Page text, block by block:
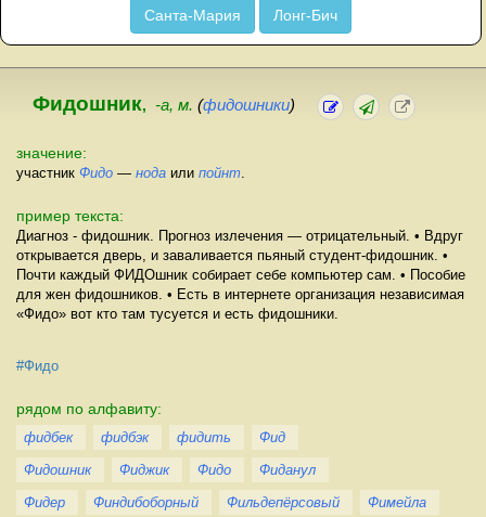
Санта-Мария Лонг-Бич
Фидошник, -а, м. (фидошники)
значение:
участник Фидо — нода или пойнт
пример текста:
Диагноз - фидошник. Прогноз излечения — отрицательный. • Вдруг
открывается дверь, и заваливается пьяный студент-фидошник. •
Почти каждый ФИДОшник собирает себе компьютер сам. • Пособие
для жен фидошников. • Есть в интернете организация независимая
«Фидо» вот кто там тусуется и есть фидошники.
#Фидо
рядом по алфавиту:
фидбек фидбэк фидить
Фид
Фидошник
Фиджик Фидо
Фиданул
Фидер
Финдибоборный Фильдепёрсовый
Фимейла